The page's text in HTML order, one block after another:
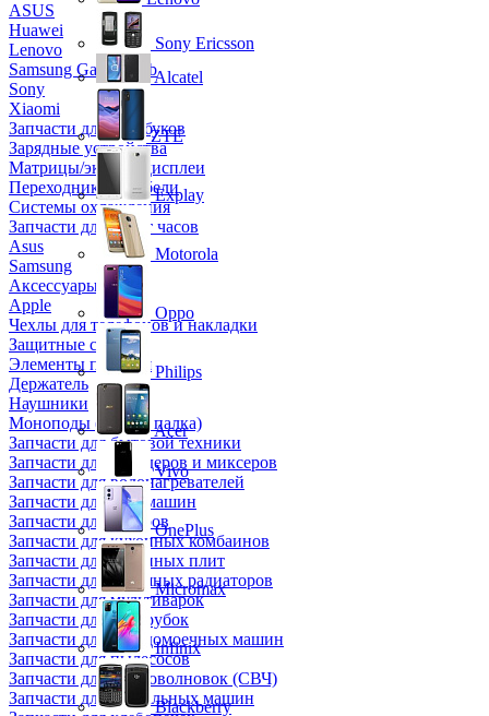
ASUS
Huawei
Lenovo
Samsung Galaxy Tab
Sony
Xiaomi
Запчасти для ноутбуков
Зарядные устройства
Матрицы/экраны/дисплеи
Переходники и кабели
Системы охлаждения
Запчасти для смарт часов
Asus
Samsung
Аксессуары
Apple
Чехлы для телефонов и накладки
Защитные стекла
Элементы питания
Держатель
Наушники
Моноподы (Селфи палка)
Запчасти для бытовой техники
Запчасти для блендеров и миксеров
Запчасти для водонагревателей
Запчасти для кофемашин
Запчасти для кулеров
Запчасти для кухонных комбаинов
Запчасти для кухонных плит
Запчасти для масляных радиаторов
Запчасти для мультиварок
Запчасти для мясорубок
Запчасти для посудомоечных машин
Запчасти для пылесосов
Запчасти для микроволновок (СВЧ)
Запчасти для стиральных машин
Sony Ericsson
Alcatel
ZTE
Explay
Motorola
Oppo
Philips
Acer
Vivo
OnePlus
Micromax
Infinix
Blackberry